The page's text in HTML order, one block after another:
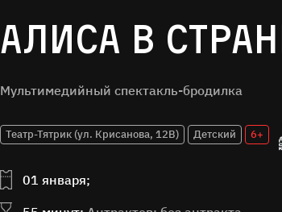
Алиса в
Мультимедийный спектакль-бродилка
Театр-Тятрик (ул. Крисанова, 12В) Детский 6+
01 января;